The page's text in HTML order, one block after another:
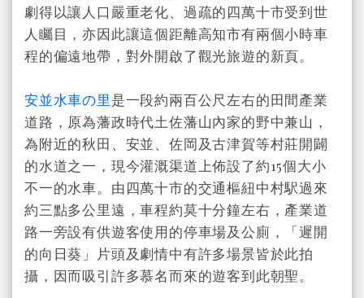
劇得以讓人口嚴重老化、過疏的四萬十市受到世
人矚目，亦因此讓這個距離高知市有兩個小時車
程的偏遠地帶，對外開啟了觀光旅遊的新頁。
安並水車の里是一段約兩百公尺左右的田間產業
道路，原為藩政時代土佐藩山內家的野中兼山，
為附近的秋田、安並、佐岡及古津賀等村莊開闢
的水道之一，現今灌溉渠道上佈設了約15個大小
不一的水車。由四萬十市的交通樞紐中村駅過來
約三點多公里遠，車程約莫十分鐘左右，產業道
路一旁設有供遊客使用的停車場及公廁，「遲開
的向日葵」片頭及劇情中有許多場景皆於此拍
攝，因而吸引許多慕名而來的遊客到此朝聖。